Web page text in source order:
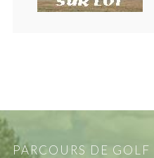
PARCOURS DE GOLF